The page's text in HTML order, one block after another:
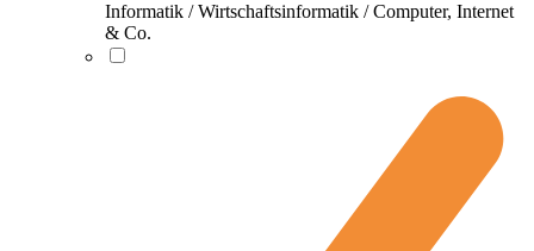
Informatik / Wirtschaftsinformatik / Computer, Internet
& Co.